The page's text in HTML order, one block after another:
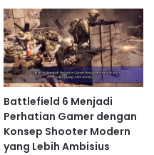
Battlefield 6 Menjadi
Perhatian Gamer dengan
Konsep Shooter Modern
yang Lebih Ambisius